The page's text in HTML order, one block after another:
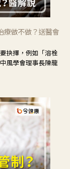
療做不做？送醫會
抉擇，例如「溶栓
風學會理事長陳龍